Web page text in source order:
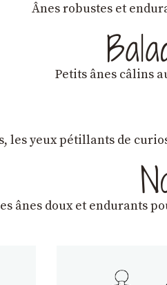
Ânes robustes et
Petits ânes câlins
les yeux pétillants de
ânes doux et endurants